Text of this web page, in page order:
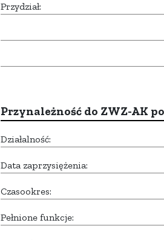
Przydział:
Przynależność do ZWZ-AK
Działalność:
Data zaprzysiężenia:
Czasookres:
Pełnione funkcje: